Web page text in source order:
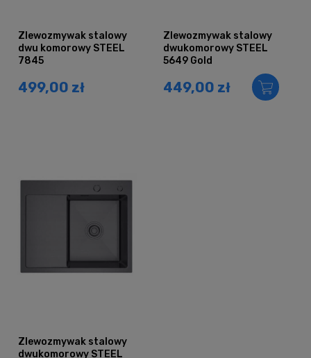
Zlewozmywak stalowy
dwu komorowy STEEL
7845
499,00 zł
Zlewozmywak stalowy
dwukomorowy STEEL
5649 Gold
449,00 zł
Zlewozmywak stalowy
dwukomorowy STEEL